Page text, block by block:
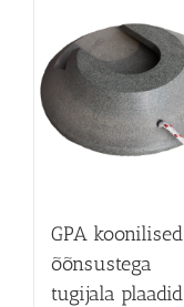
GPA koonilised
õõnsustega
tugijala plaadid